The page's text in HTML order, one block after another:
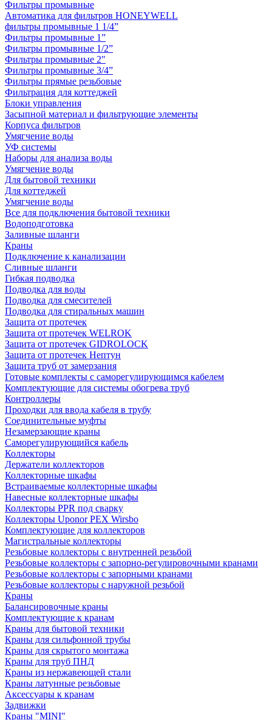
Фильтры промывные
Автоматика для фильтров HONEYWELL
фильтры промывные 1 1/4”
Фильтры промывные 1”
Фильтры промывные 1/2”
Фильтры промывные 2"
Фильтры промывные 3/4”
Фильтры прямые резьбовые
Фильтрация для коттеджей
Блоки управления
Засыпной материал и фильтрующие элементы
Корпуса фильтров
Умягчение воды
УФ системы
Наборы для анализа воды
Умягчение воды
Для бытовой техники
Для коттеджей
Умягчение воды
Все для подключения бытовой техники
Водоподготовка
Заливные шланги
Краны
Подключение к канализации
Сливные шланги
Гибкая подводка
Подводка для воды
Подводка для смесителей
Подводка для стиральных машин
Защита от протечек
Защита от протечек WELROK
Защита от протечек GIDROLOCK
Защита от протечек Нептун
Защита труб от замерзания
Готовые комплекты с саморегулирующимся кабелем
Комплектующие для системы обогрева труб
Контроллеры
Проходки для ввода кабеля в трубу
Соединительные муфты
Незамерзающие краны
Саморегулирующийся кабель
Коллекторы
Держатели коллекторов
Коллекторные шкафы
Встраиваемые коллекторные шкафы
Навесные коллекторные шкафы
Коллекторы PPR под сварку
Коллекторы Uponor PEX Wirsbo
Комплектующие для коллекторов
Магистральные коллекторы
Резьбовые коллекторы с внутренней резьбой
Резьбовые коллекторы с запорно-регулировочными кранами
Резьбовые коллекторы с запорными кранами
Резьбовые коллекторы с наружной резьбой
Краны
Балансировочные краны
Комплектующие к кранам
Краны для бытовой техники
Краны для сильфонной трубы
Краны для скрытого монтажа
Краны для труб ПНД
Краны из нержавеющей стали
Краны латунные резьбовые
Аксессуары к кранам
Задвижки
Краны "MINI"